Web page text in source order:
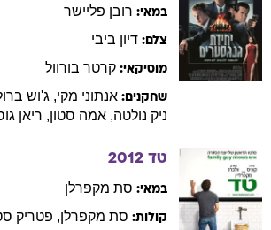
במאי: רובן פליישר
צלם: דיון ביבי
מוסיקאי: קרטר בורוול
שחקנים: אנתוני מקי, ג'וש
ניק נולטה, אמה סטון, ריאן
טד 2012
במאי: סת מקפרלן
קולות: סת מקפרלן, פטריק